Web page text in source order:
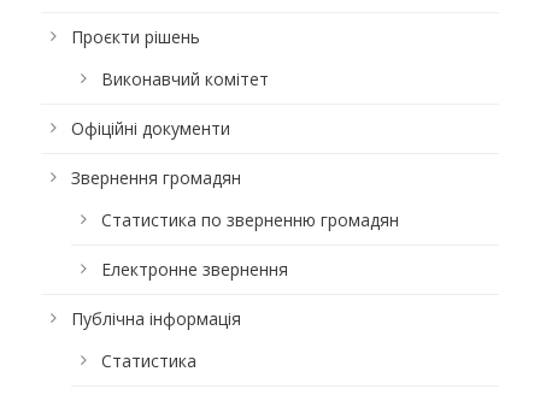
Проєкти рішень
Виконавчий комітет
Офіційні документи
Звернення громадян
Статистика по зверненню громадян
Електронне звернення
Публічна інформація
Статистика